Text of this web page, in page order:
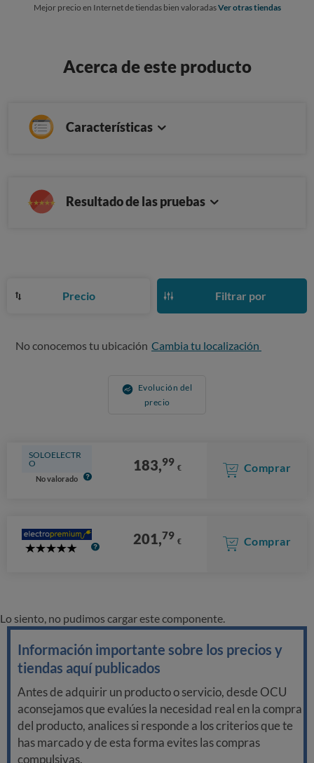
Mejor precio en Internet de tiendas bien valoradasVer otras tiendas
Acerca de este producto
Características
Resultado de las pruebas
Precio Filtrar por
No conocemos tu ubicación Cambia tu localización
Evolución del
precio
SOLOELECTR
O
No valorado
183,99 € Comprar
5
201,79 € Comprar
Lo siento, no pudimos cargar este componente.
Información importante sobre los precios y
tiendas aquí publicados
Antes de adquirir un producto o servicio, desde OCU
aconsejamos que evalúes la necesidad real en la compra
del producto, analices si responde a los criterios que te
has marcado y de esta forma evites las compras
compulsivas.